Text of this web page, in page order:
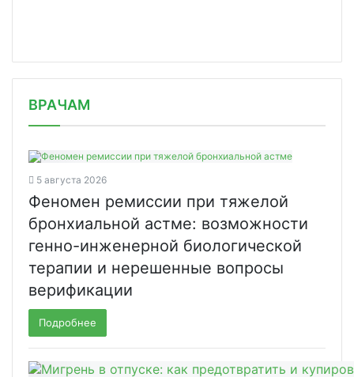
ВРАЧАМ
5 августа 2026
Феномен ремиссии при тяжелой
бронхиальной астме: возможности
генно-инженерной биологической
терапии и нерешенные вопросы
верификации
Подробнее